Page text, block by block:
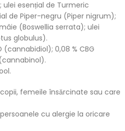
esențial de Turmeric
de Piper-negru (Piper nigrum);
(Boswellia serrata); ulei
globulus).
(cannabidiol); 0,08 % CBG
femeile însărcinate sau care
cu alergie la oricare